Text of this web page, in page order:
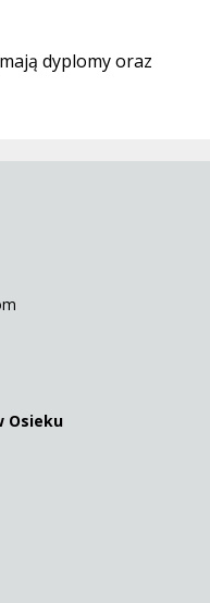
dyplomy oraz
Osieku